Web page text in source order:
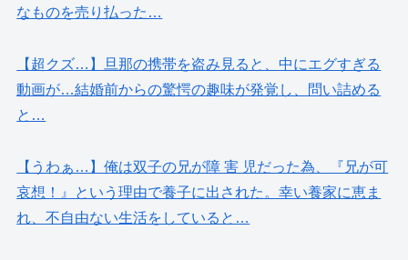
なものを売り払った…
【超クズ…】旦那の携帯を盗み見ると、中にエグすぎる
動画が…結婚前からの驚愕の趣味が発覚し、問い詰める
と…
【うわぁ…】俺は双子の兄が障 害 児だった為、『兄が可
哀想！』という理由で養子に出された。幸い養家に恵ま
れ、不自由ない生活をしていると…